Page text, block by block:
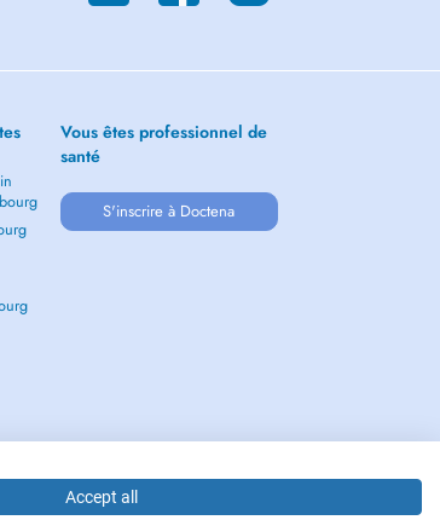
Vous êtes professionnel de
santé
S'inscrire à Doctena
Accept all